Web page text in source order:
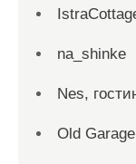
na_shinke
Nes,
Old Garage